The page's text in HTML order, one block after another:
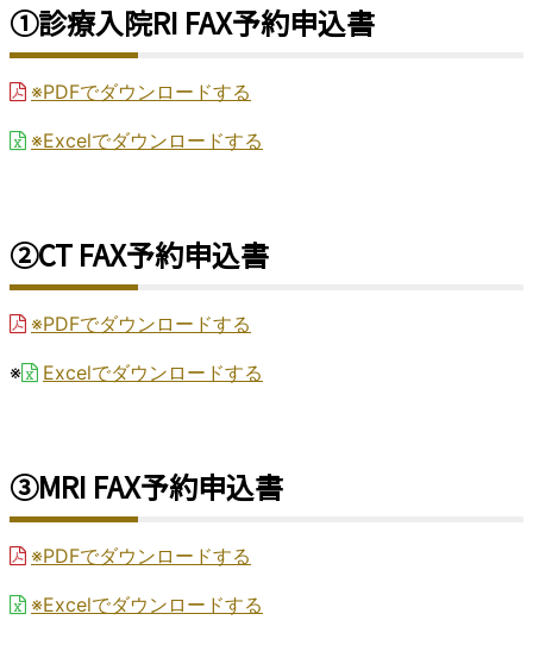
①診療入院RI FAX予約申込書
※PDFでダウンロードする
※Excelでダウンロードする
②CT FAX予約申込書
※PDFでダウンロードする
※ Excelでダウンロードする
③MRI FAX予約申込書
※PDFでダウンロードする
※Excelでダウンロードする